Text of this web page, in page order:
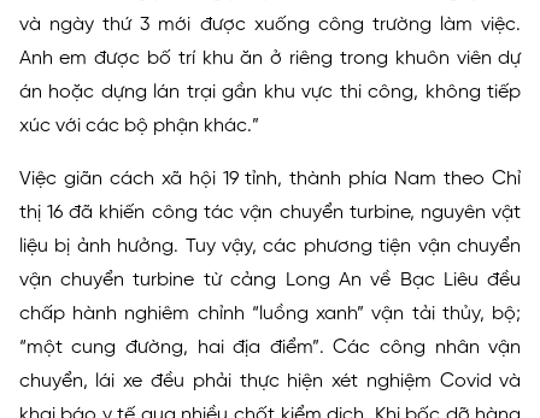
và ngày thứ 3 mới được xuống công trường làm việc.
Anh em được bố trí khu ăn ở riêng trong khuôn viên dự
án hoặc dựng lán trại gần khu vực thi công, không tiếp
xúc với các bộ phận khác.”
Việc giãn cách xã hội 19 tỉnh, thành phía Nam theo Chỉ
thị 16 đã khiến công tác vận chuyển turbine, nguyên vật
liệu bị ảnh hưởng. Tuy vậy, các phương tiện vận chuyển
vận chuyển turbine từ cảng Long An về Bạc Liêu đều
chấp hành nghiêm chỉnh “luồng xanh” vận tải thủy, bộ;
“một cung đường, hai địa điểm”. Các công nhân vận
chuyển, lái xe đều phải thực hiện xét nghiệm Covid và